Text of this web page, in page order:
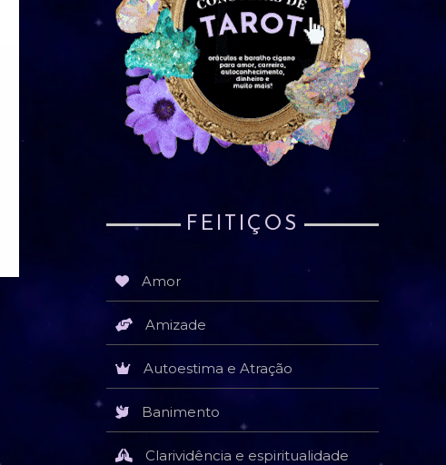
FEITIÇOS
Amor
Amizade
Autoestima e Atração
Banimento
Clarividência e espiritualidade